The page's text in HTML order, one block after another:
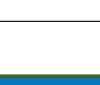
instagram reels